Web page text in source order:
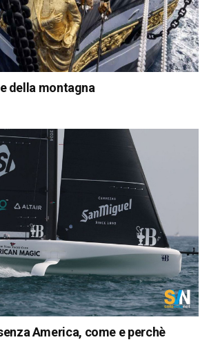
della montagna
America, come e perchè